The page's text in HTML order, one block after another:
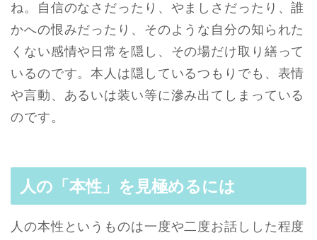
ね。自信のなさだったり、やましさだったり、誰
かへの恨みだったり、そのような自分の知られた
くない感情や日常を隠し、その場だけ取り繕って
いるのです。本人は隠しているつもりでも、表情
や言動、あるいは装い等に滲み出てしまっている
のです。
人の「本性」を見極めるには
人の本性というものは一度や二度お話しした程度